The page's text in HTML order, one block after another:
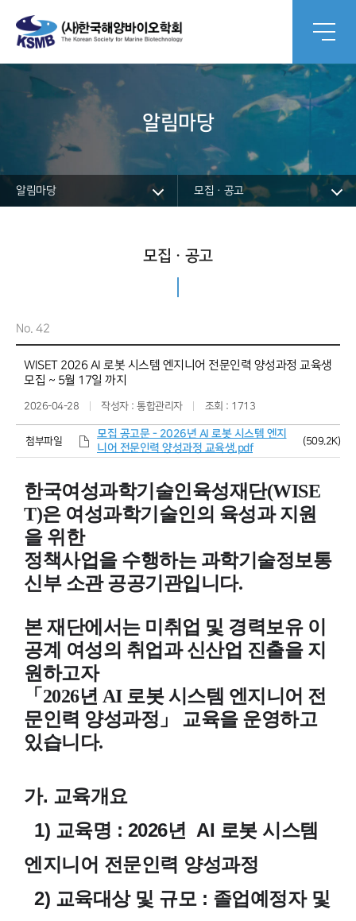
알림마당
알림마당 모집ㆍ공고
모집ㆍ공고
No. 42
WISET 2026 AI 로봇 시스템 엔지니어 전문인력 양성과정 교육생
모집 ~ 5월 17일 까지
2026-04-28 작성자 : 통합관리자 조회 : 1713
첨부파일
모집 공고문 - 2026년 AI 로봇 시스템 엔지
니어 전문인력 양성과정 교육생.pdf
(509.2K)
한국여성과학기술인육성재단(WISE
T)은 여성과학기술인의 육성과 지원
을 위한
정책사업을 수행하는 과학기술정보통
신부 소관 공공기관입니다.
본 재단에서는 미취업 및 경력보유 이
공계 여성의 취업과 신산업 진출을 지
원하고자
「2026년 AI 로봇 시스템 엔지니어 전
문인력 양성과정」 교육을 운영하고
있습니다.
가. 교육개요
1) 교육명 : 2026년 AI 로봇 시스템
엔지니어 전문인력 양성과정
2) 교육대상 및 규모 : 졸업예정자 및